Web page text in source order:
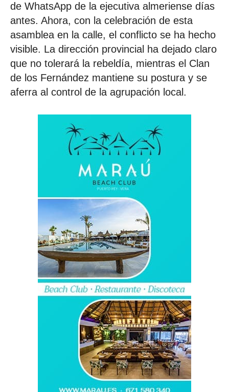
de WhatsApp de la ejecutiva almeriense días
antes. Ahora, con la celebración de esta
asamblea en la calle, el conflicto se ha hecho
visible. La dirección provincial ha dejado claro
que no tolerará la rebeldía, mientras el Clan
de los Fernández mantiene su postura y se
aferra al control de la agrupación local.